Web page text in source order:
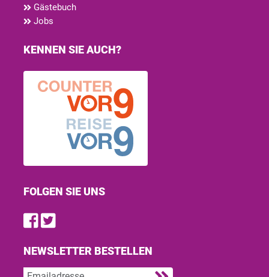
Gästebuch
Jobs
KENNEN SIE AUCH?
FOLGEN SIE UNS
Find us on Facebook
Follow us on Twitter
NEWSLETTER BESTELLEN